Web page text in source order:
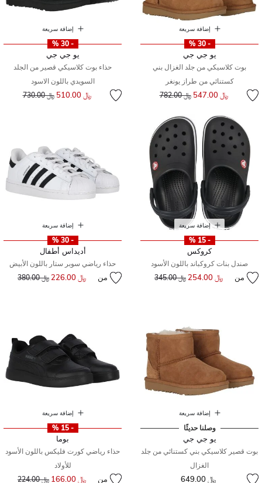
إضافة سريعة
- 30 %
يو جي جي
بوت كلاسيكي من جلد الغزال بني
كستنائي من طراز يونغر
﷼ 547.00 سعر مخفض من﷼ 782.00
إضافة سريعة
- 30 %
يو جي جي
حذاء بوت كلاسيكي قصير من الجلد
السويدي باللون الاسود
﷼ 510.00 سعر مخفض من
﷼ 730.00 إلى
إضافة سريعة
- 15 %
كروكس
صندل بنات كروكباند باللون الأسود
من ﷼ 254.00 سعر مخفض من﷼ 345.00
إضافة سريعة
- 30 %
أديداس أطفال
حذاء رياضي سوبر ستار باللون الأبيض
من ﷼ 226.00 سعر مخفض من
﷼ 380.00 إلى
إضافة سريعة
وصلنا حديثًا
يو جي جي
بوت قصير كلاسيكي بني كستنائي من جلد
الغزال
﷼ 649.00
إضافة سريعة
- 15 %
بوما
حذاء رياضي كورت فليكس باللون الأسود
للأولاد
من ﷼ 166.00 سعر مخفض من
﷼ 224.00 إلى